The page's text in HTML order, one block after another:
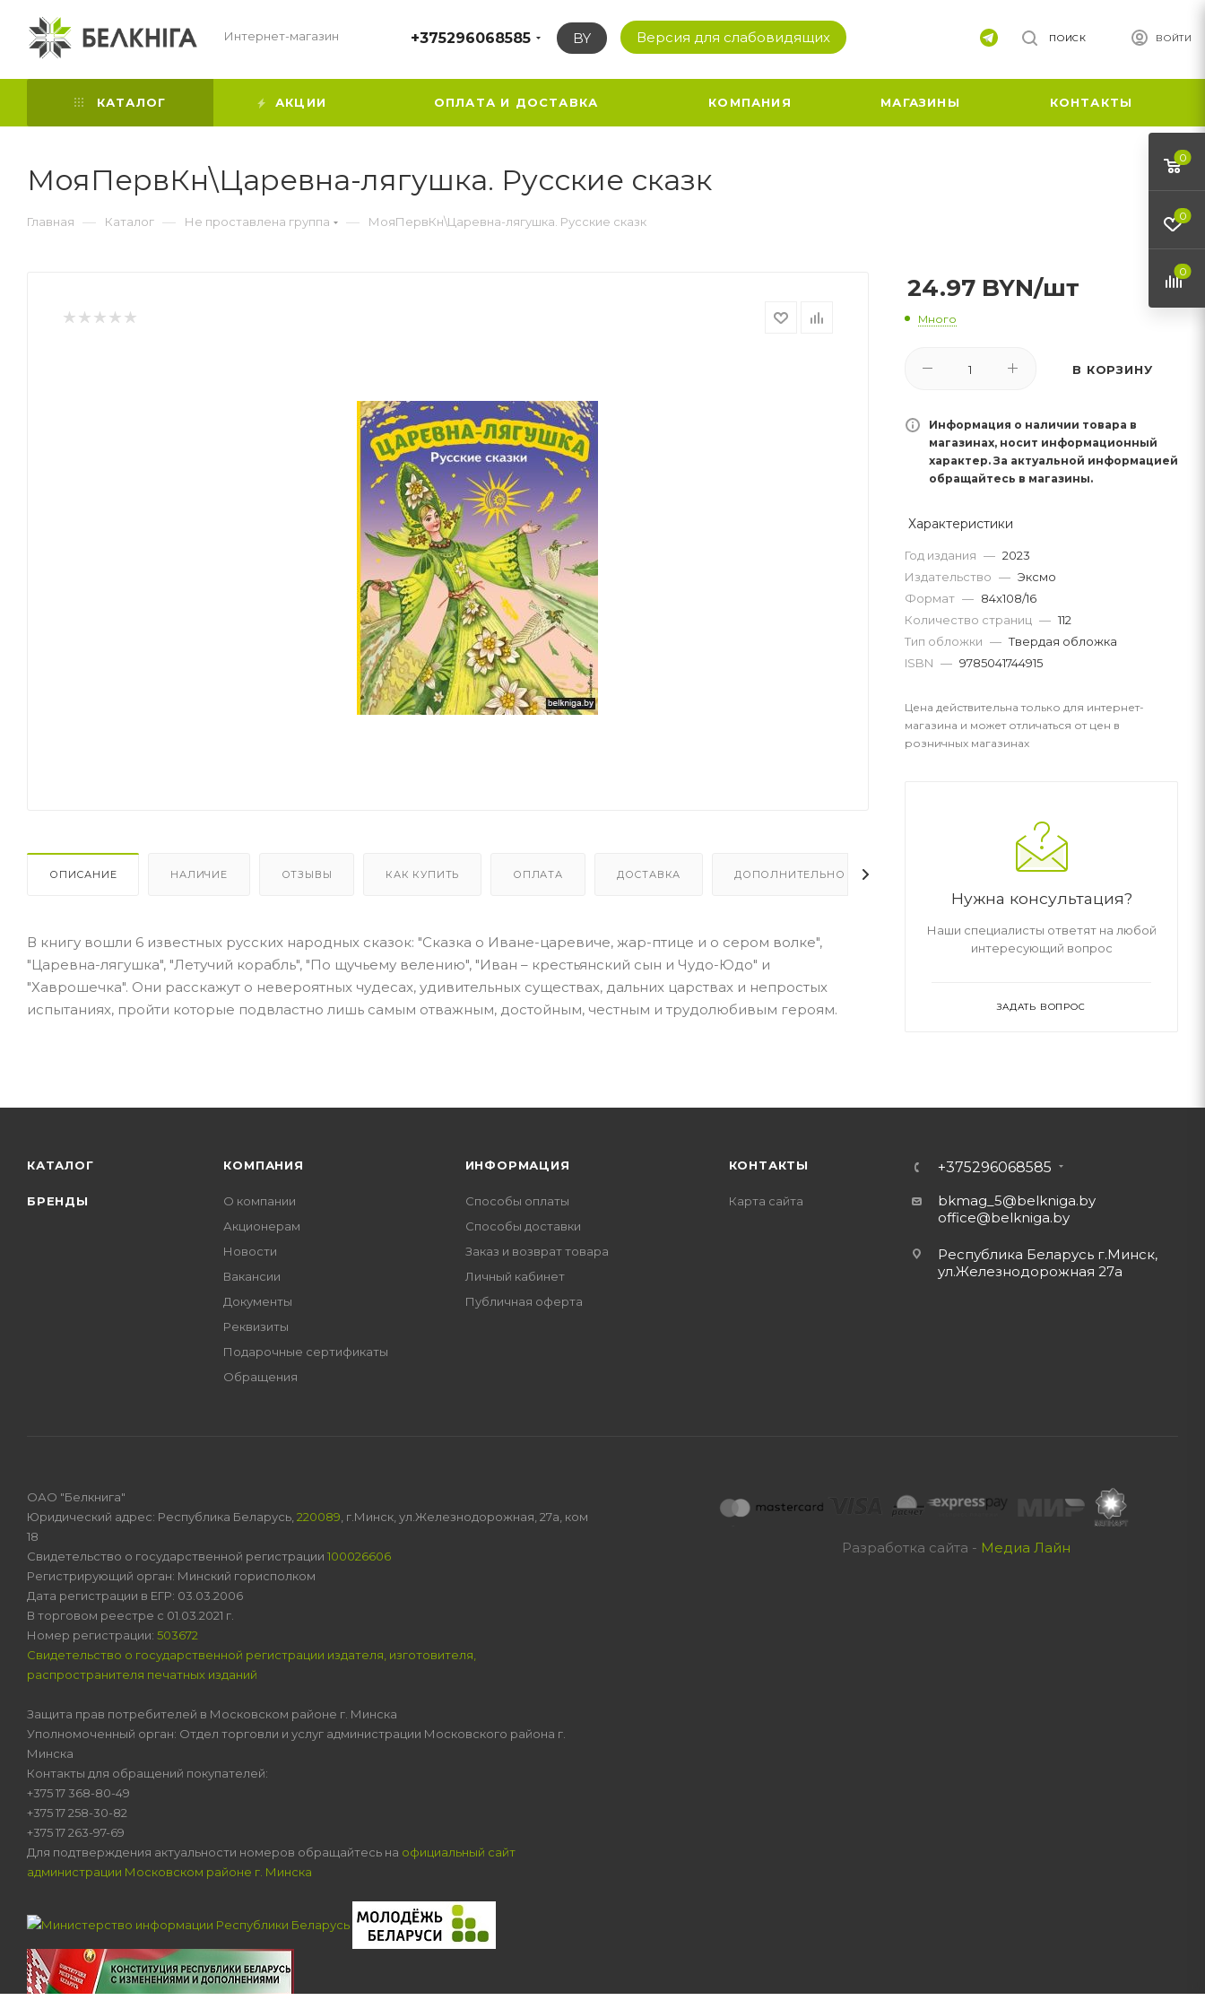
Интернет-магазин +375296068585 BY Версия для слабовидящих ВОЙТИ
ПОИСК
КАТАЛОГ АКЦИИ ОПЛАТА И ДОСТАВКА КОМПАНИЯ МАГАЗИНЫ КОНТАКТЫ
МояПервКн\Царевна-лягушка. Русские сказк
Главная — Каталог — Не проставлена группа — МояПервКн\Царевна-лягушка. Русские сказк
ОПИСАНИЕ НАЛИЧИЕ ОТЗЫВЫ КАК КУПИТЬ ОПЛАТА ДОСТАВКА ДОПОЛНИТЕЛЬНО
В книгу вошли 6 известных русских народных сказок: "Сказка о Иване-царевиче, жар-птице и о сером волке",
"Царевна-лягушка", "Летучий корабль", "По щучьему велению", "Иван – крестьянский сын и Чудо-Юдо" и
"Хаврошечка". Они расскажут о невероятных чудесах, удивительных существах, дальних царствах и непростых
испытаниях, пройти которые подвластно лишь самым отважным, достойным, честным и трудолюбивым героям.
24.97 BYN/шт
Много
В КОРЗИНУ
Информация о наличии товара в
магазинах, носит информационный
характер. За актуальной информацией
обращайтесь в магазины.
Характеристики
Год издания — 2023
Издательство — Эксмо
Формат — 84x108/16
Количество страниц — 112
Тип обложки — Твердая обложка
ISBN — 9785041744915
Цена действительна только для интернет-
магазина и может отличаться от цен в
розничных магазинах
Нужна консультация?
Наши специалисты ответят на любой
интересующий вопрос
ЗАДАТЬ ВОПРОС
КАТАЛОГ
БРЕНДЫ
КОМПАНИЯ
О компании
Акционерам
Новости
Вакансии
Документы
Реквизиты
Подарочные сертификаты
Обращения
ИНФОРМАЦИЯ
Способы оплаты
Способы доставки
Заказ и возврат товара
Личный кабинет
Публичная оферта
КОНТАКТЫ
Карта сайта
+375296068585
bkmag_5@belkniga.by
office@belkniga.by
Республика Беларусь г.Минск,
ул.Железнодорожная 27а
Разработка сайта - Медиа Лайн
ОАО "Белкнига"
Юридический адрес: Республика Беларусь, 220089 , г.Минск, ул.Железнодорожная, 27а, ком
18
Свидетельство о государственной регистрации 100026606
Регистрирующий орган: Минский горисполком
Дата регистрации в ЕГР: 03.03.2006
В торговом реестре с 01.03.2021 г.
Номер регистрации: 503672
Свидетельство о государственной регистрации издателя, изготовителя,
распространителя печатных изданий
Защита прав потребителей в Московском районе г. Минска
Уполномоченный орган: Отдел торговли и услуг администрации Московского района г.
Минска
Контакты для обращений покупателей:
+375 17 368-80-49
+375 17 258-30-82
+375 17 263-97-69
Для подтверждения актуальности номеров обращайтесь на официальный сайт
администрации Московском районе г. Минска
0
0
0